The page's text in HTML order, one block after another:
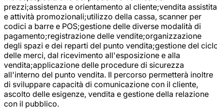
prezzi;assistenza e orientamento al cliente;vendita assistita
e attività promozionali;utilizzo della cassa, scanner per
codici a barre e POS;gestione delle diverse modalità di
pagamento;registrazione delle vendite;organizzazione
degli spazi e dei reparti del punto vendita;gestione del
delle merci, dal ricevimento all'esposizione e alla
vendita;applicazione delle procedure di sicurezza
all'interno del punto vendita. Il percorso permetterà inoltre
di sviluppare capacità di comunicazione con il cliente,
ascolto delle esigenze, vendita e gestione della relazione
con il pubblico.